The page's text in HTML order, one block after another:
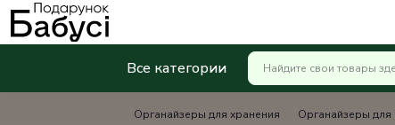
Все категории
Органайзеры для хранения Органайзеры для